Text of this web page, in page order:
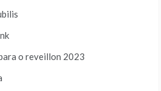
o reveillon 2023